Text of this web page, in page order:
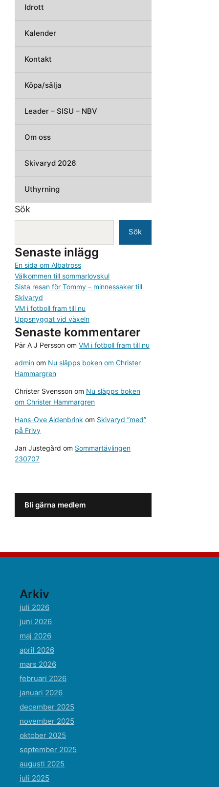
Idrott
Kalender
Kontakt
Köpa/sälja
Leader – SISU – NBV
Om oss
Skivaryd 2026
Uthyrning
Sök
Sök
Senaste inlägg
En sida om Albatross
Välkommen till sommarlovskul
Sista resan för Tommy – minnessaker till
Skivaryd
VM i fotboll fram till nu
Uppsnyggat vid växeln
Senaste kommentarer
Pär A J Persson om VM i fotboll fram till nu
admin om Nu släpps boken om Christer
Hammargren
Christer Svensson om Nu släpps boken
om Christer Hammargren
Hans-Ove Aldenbrink om Skivaryd ”med”
på Frivy
Jan Justegård om Sommartävlingen
230707
Bli gärna medlem
Arkiv
juli 2026
juni 2026
maj 2026
april 2026
mars 2026
februari 2026
januari 2026
december 2025
november 2025
oktober 2025
september 2025
augusti 2025
juli 2025